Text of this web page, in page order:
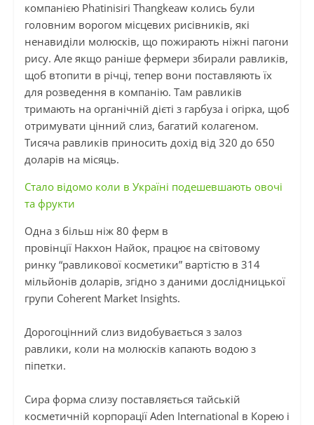
компанією Phatinisiri Thangkeaw колись були
головним ворогом місцевих рисівників, які
ненавиділи молюсків, що пожирають ніжні пагони
рису. Але якщо раніше фермери збирали равликів,
щоб втопити в річці, тепер вони поставляють їх
для розведення в компанію. Там равликів
тримають на органічній дієті з гарбуза і огірка, щоб
отримувати цінний слиз, багатий колагеном.
Тисяча равликів приносить дохід від 320 до 650
доларів на місяць.
Стало відомо коли в Україні подешевшають овочі
та фрукти
Одна з більш ніж 80 ферм в
провінції Накхон Найок, працює на світовому
ринку “равликової косметики” вартістю в 314
мільйонів доларів, згідно з даними дослідницької
групи Coherent Market Insights.
Дорогоцінний слиз видобувається з залоз
равлики, коли на молюсків капають водою з
піпетки.
Сира форма слизу поставляється тайській
косметичній корпорації Aden International в Корею і